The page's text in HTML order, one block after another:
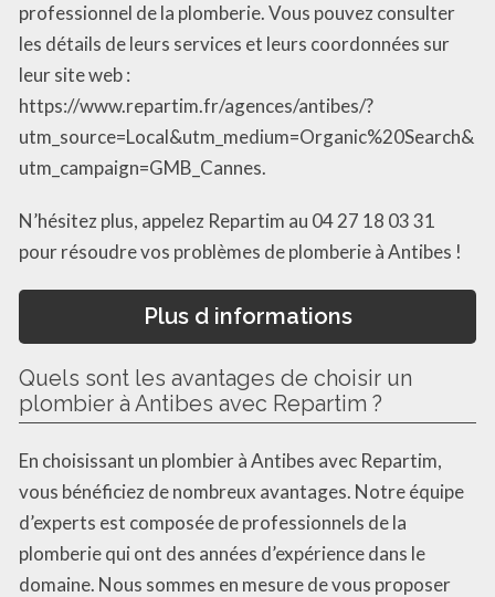
professionnel de la plomberie. Vous pouvez consulter
les détails de leurs services et leurs coordonnées sur
leur site web :
https://www.repartim.fr/agences/antibes/?
utm_source=Local&utm_medium=Organic%20Search&
utm_campaign=GMB_Cannes.
N’hésitez plus, appelez Repartim au 04 27 18 03 31
pour résoudre vos problèmes de plomberie à Antibes !
Plus d informations
Quels sont les avantages de choisir un
plombier à Antibes avec Repartim ?
En choisissant un plombier à Antibes avec Repartim,
vous bénéficiez de nombreux avantages. Notre équipe
d’experts est composée de professionnels de la
plomberie qui ont des années d’expérience dans le
domaine. Nous sommes en mesure de vous proposer